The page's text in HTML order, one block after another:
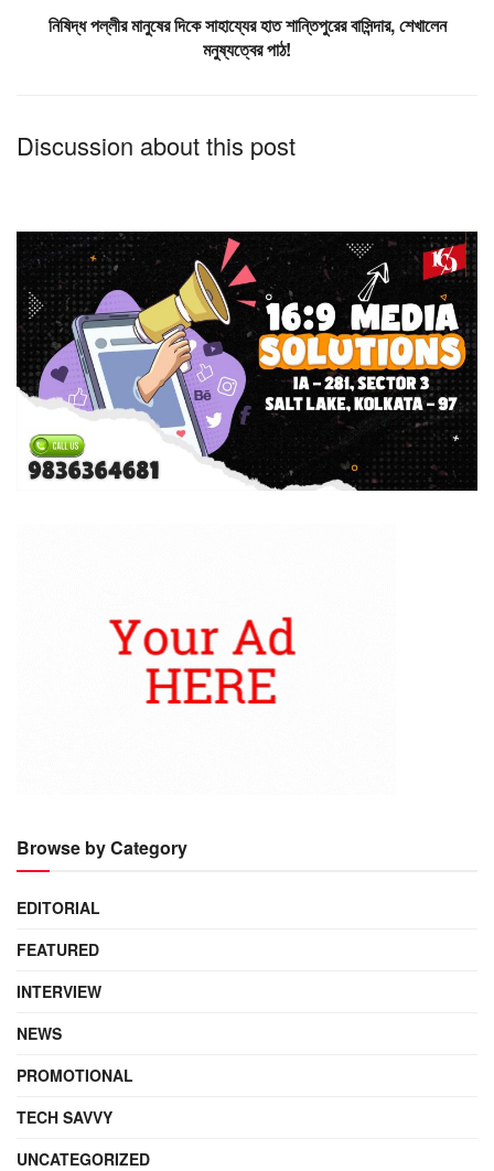
নিষিদ্ধ পল্লীর মানুষের দিকে সাহায্যের হাত শান্তিপুরের বাসিন্দার, শেখালেন
মনুষ্যত্বের পাঠ!
Discussion about this post
Browse by Category
EDITORIAL
FEATURED
INTERVIEW
NEWS
PROMOTIONAL
TECH SAVVY
UNCATEGORIZED